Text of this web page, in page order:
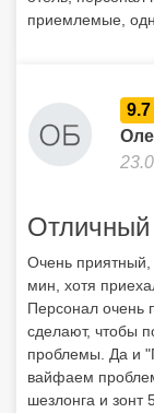
приемлемые,
9.7
Отличный
Очень
мин, хотя
Персонал очень
сделают, чтобы
проблемы. Да и
вайфаем
шезлонга и